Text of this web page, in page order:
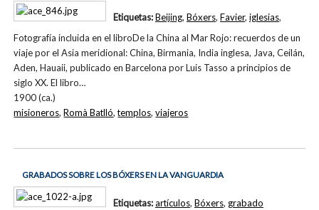
Fotografía incluida en el libroDe la China al Mar Rojo: recuerdos de un
viaje por el Asia meridional: China, Birmania, India inglesa, Java, Ceilán,
Aden, Hauaii, publicado en Barcelona por Luis Tasso a principios de
siglo XX. El libro…
1900 (ca.)
Etiquetas:Beijing, Bóxers, Favier, iglesias,
misioneros,Romà Batlló,templos,viajeros
GRABADOS SOBRE LOS BÓXERS EN LA VANGUARDIA
Etiquetas:artículos, Bóxers, grabado